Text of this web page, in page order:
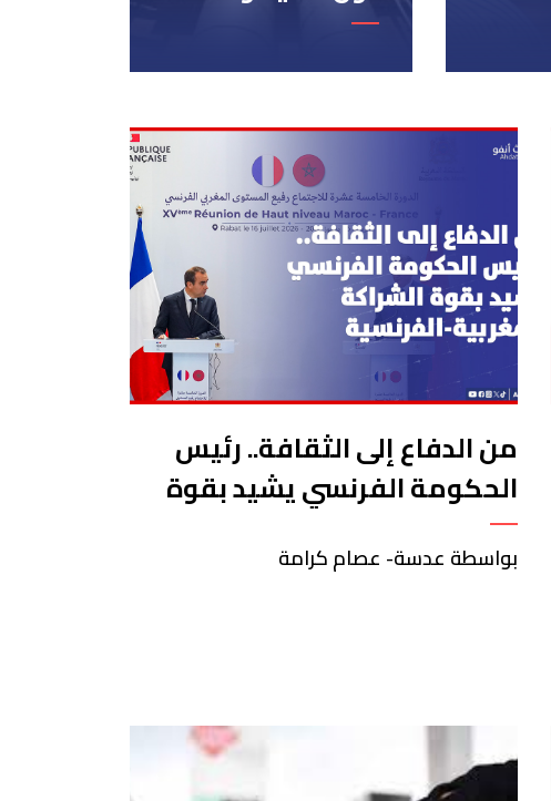
من الدفاع إلى الثقافة.. رئيس
الحكومة الفرنسي يشيد بقوة
الشراكة المغربية-الفرنسية
بواسطة عدسة- عصام كرامة